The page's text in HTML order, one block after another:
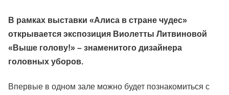
В рамках выставки «Алиса в стране чудес»
открывается экспозиция Виолетты Литвиновой
«Выше голову!» – знаменитого дизайнера
головных уборов.
Впервые в одном зале можно будет познакомиться с